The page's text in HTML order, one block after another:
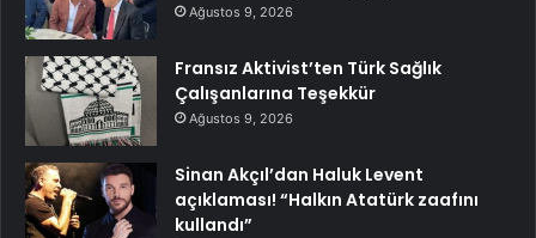
Ağustos 9, 2026
Fransız Aktivist’ten Türk Sağlık
Çalışanlarına Teşekkür
Ağustos 9, 2026
Sinan Akçıl’dan Haluk Levent
açıklaması! “Halkın Atatürk zaafını
kullandı”